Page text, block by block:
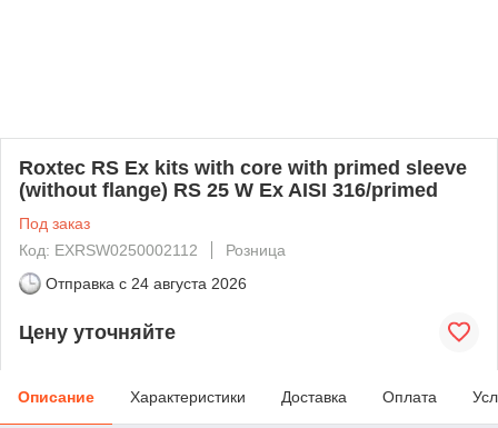
Roxtec RS Ex kits with core with primed sleeve
(without flange) RS 25 W Ex AISI 316/primed
Под заказ
Код: EXRSW0250002112
Розница
Отправка с 24 августа 2026
Цену уточняйте
Описание Характеристики Доставка Оплата